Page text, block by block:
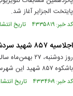
پایتخت الجزایر آغاز شد.
کد خبر: ۴۳۳۵۸۱۹ تاریخ انتشار : ۱۴۰۴/۱۲/۰۲
اجلاسیه ۸۵۷ شهید سردشت برگزار می‌شود
باشکوه ۸۵۷ شهید این شهرستان خواهد بود.
کد خبر: ۴۳۳۴۶۰۹ تاریخ انتشار : ۱۴۰۴/۱۱/۲۶